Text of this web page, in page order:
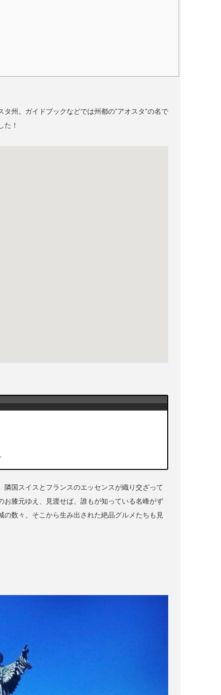
州。ガイドブックなどでは州都の”アオスタ”の名で
た！
国スイスとフランスのエッセンスが織り交ざって
膝元ゆえ、見渡せば、誰もが知っている名峰がず
数々、そこから生み出された絶品グルメたちも見